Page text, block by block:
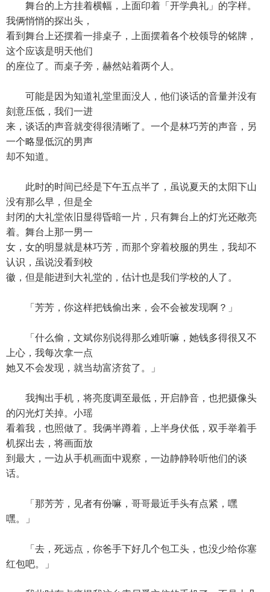
舞台的上方挂着横幅，上面印着「开学典礼」的字样。
我俩悄悄的探出头，
看到舞台上还摆着一排桌子，上面摆着各个校领导的铭牌，
这个应该是明天他们
的座位了。而桌子旁，赫然站着两个人。
可能是因为知道礼堂里面没人，他们谈话的音量并没有
刻意压低，我们一进
来，谈话的声音就变得很清晰了。一个是林巧芳的声音，另
一个略显低沉的男声
却不知道。
此时的时间已经是下午五点半了，虽说夏天的太阳下山
没有那么早，但是全
封闭的大礼堂依旧显得昏暗一片，只有舞台上的灯光还敞亮
着。舞台上那一男一
女，女的明显就是林巧芳，而那个穿着校服的男生，我却不
认识，虽说没看到校
徽，但是能进到大礼堂的，估计也是我们学校的人了。
「芳芳，你这样把钱偷出来，会不会被发现啊？」
「什么偷，文斌你别说得那么难听嘛，她钱多得很又不
上心，我每次拿一点
她又不会发现，就当劫富济贫了。」
我掏出手机，将亮度调至最低，开启静音，也把摄像头
的闪光灯关掉。小瑶
看着我，也照做了。我俩半蹲着，上半身伏低，双手举着手
机探出去，将画面放
到最大，一边从手机画面中观察，一边静静聆听他们的谈
话。
「那芳芳，见者有份嘛，哥哥最近手头有点紧，嘿
嘿。」
「去，死远点，你爸手下好几个包工头，也没少给你塞
红包吧。」